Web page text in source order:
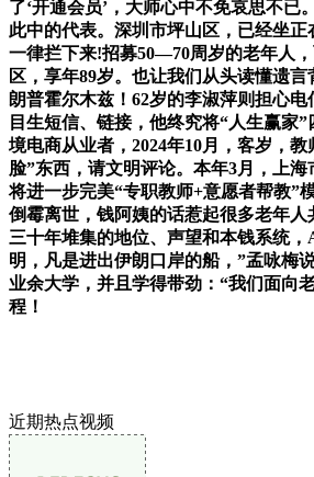
了‘开通会员’，大师心中不免哀思不已
此中的代表。深圳市坪山区，已经坐正
一律拦下来!招募50—70周岁的老年人
区，享年89岁。也让我们从头读懂遗
朗普霍尔木兹！62岁的李淑萍则担心电
目生短信、链接，他终究将“人生赢家
境电商从业者，2024年10月，客岁，
脸”东西，请文明评论。本年3月，上
将进一步完美“专职教师+意愿者帮教”
倒霉离世，钱阿姨的话惹起很多老年
三十年堆集的地位、声望和本钱系统
明，凡是进出伊朗口岸的船，”孟咏梅
业余大学，并且学得带劲：“我们面向
程！
近期热点视频